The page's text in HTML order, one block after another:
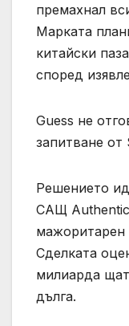
премахнал
Марката
китайски
според
Guess не
запитване от
Решението
САЩ Authentic
мажоритарен
Сделката
милиарда
дълга.